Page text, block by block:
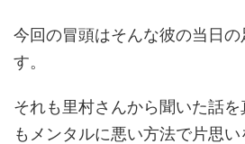
今回の冒頭はそんな彼の当日の
す。
それも里村さんから聞いた話
もメンタルに悪い方法で片思